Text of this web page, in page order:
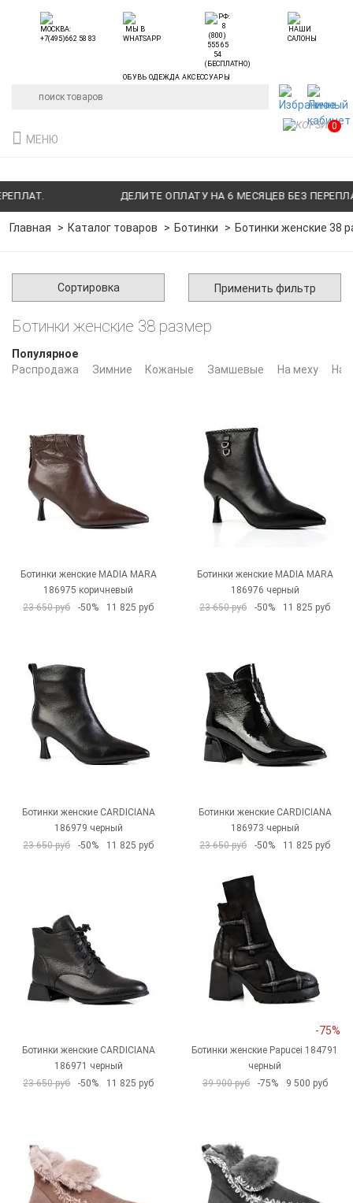
ДЕЛИТЕ ОПЛАТУ НА 6 МЕСЯЦЕВ БЕЗ ПЕРЕПЛАТ.
ОБУВЬ ОДЕЖДА АКСЕССУАРЫ
МЕНЮ
0
Главная Каталог товаров Ботинки Ботинки женские 38
Сортировка Применить фильтр
Популярное
Распродажа
Зимние Кожаные Замшевые На меху На
Ботинки женские 38 размер
Ботинки женские MADIA MARA
186975 коричневый
23 650 руб
-50% 11 825 руб
Ботинки женские MADIA MARA
186976 черный
23 650 руб
-50% 11 825 руб
Ботинки женские CARDICIANA
186979 черный
23 650 руб
-50% 11 825 руб
Ботинки женские CARDICIANA
186973 черный
23 650 руб
-50% 11 825 руб
Ботинки женские CARDICIANA
186971 черный
23 650 руб
-50% 11 825 руб
-75%
Ботинки женские Papucei 184791
черный
39 900 руб
-75% 9 500 руб